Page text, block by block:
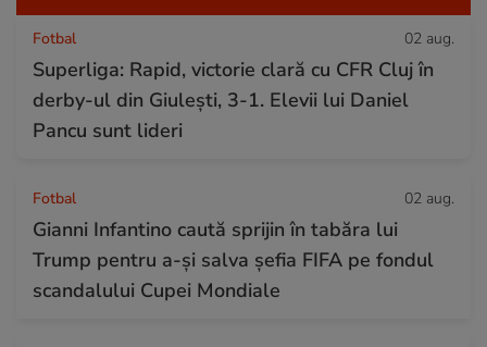
Fotbal 02 aug.
Superliga: Rapid, victorie clară cu CFR Cluj în
derby-ul din Giulești, 3-1. Elevii lui Daniel
Pancu sunt lideri
Fotbal 02 aug.
Gianni Infantino caută sprijin în tabăra lui
Trump pentru a-și salva șefia FIFA pe fondul
scandalului Cupei Mondiale